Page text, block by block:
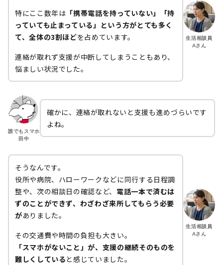
生活相談員
Aさん
特にここ数年は 「携帯電話を持っていない」「持
っていても止まっている」という方がとても多く
て、全体の3割ほどを占めています。
連絡が取れず支援が中断してしまうこともあり、
悩ましい状況でした。
誰でもスマホ
田中
確かに、連絡が取れないと支援も進めづらいです
よね。
生活相談員
Aさん
そうなんです。
役所や病院、ハローワークなどに同行する日程調
整や、次の相談日の確認など、 電話一本で済むは
ずのことができず、わざわざ来所してもらう必要
がありました。
その交通費や時間の負担も大きい。
「スマホがないこと」が、支援の継続そのものを
難しくしていると感じていました。